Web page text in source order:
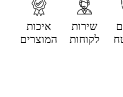
שירות
לקוחות
איכות
המוצרים